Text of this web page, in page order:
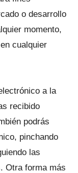
o desarrollo
momento,
cualquier
a la
recibido
podrás
pinchando
las
Otra forma más